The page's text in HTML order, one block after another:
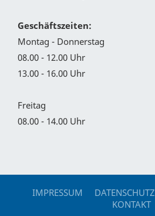
Geschäftszeiten:
Montag - Donnerstag
08.00 - 12.00 Uhr
13.00 - 16.00 Uhr
Freitag
08.00 - 14.00 Uhr
IMPRESSUM DATENSCHUTZ
KONTAKT